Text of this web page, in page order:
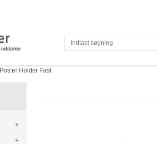
Poster Holder Fast